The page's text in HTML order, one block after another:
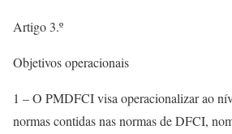
Artigo 3.º
Objetivos operacionais
1 – O PMDFCI visa operacionalizar ao
normas contidas nas normas de DFCI,